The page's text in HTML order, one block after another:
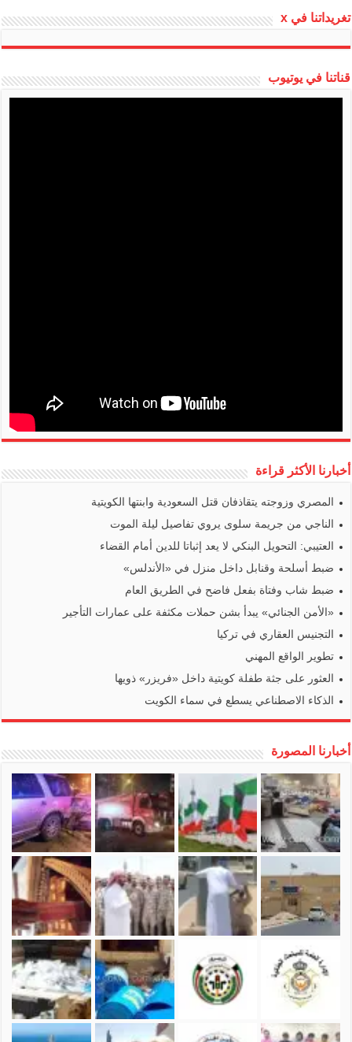
تغريداتنا في x
قناتنا في يوتيوب
أخبارنا الأكثر قراءة
المصري وزوجته يتقاذفان قتل السعودية وابنتها الكويتية
الناجي من جريمة سلوى يروي تفاصيل ليلة الموت
العتيبي: التحويل البنكي لا يعد إثباتا للدين أمام القضاء
ضبط أسلحة وقنابل داخل منزل في «الأندلس»
ضبط شاب وفتاة بفعل فاضح في الطريق العام
«الأمن الجنائي» يبدأ بشن حملات مكثفة على عمارات التأجير
التجنيس العقاري في تركيا
تطوير الواقع المهني
العثور على جثة طفلة كويتية داخل «فريزر» ذويها
الذكاء الاصطناعي يسطع في سماء الكويت
أخبارنا المصورة